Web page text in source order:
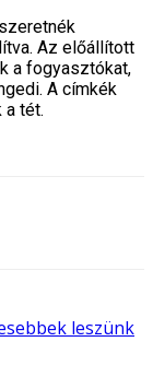
Az előállított
a fogyasztókat,
A címkék
a tét.
leszünk